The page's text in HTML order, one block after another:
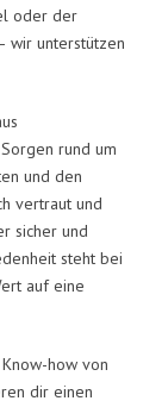
oder der
wir unterstützen
rund um
und den
vertraut und
sicher und
steht bei
auf eine
how von
dir einen